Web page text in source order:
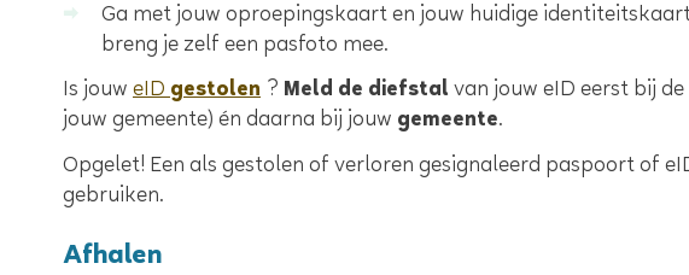
Ga met jouw oproepingskaart en jouw huidige
breng je zelf een pasfoto mee.
Is jouw eIDgestolen ? Meld de diefstal van jouw eID eerst bij de
jouw gemeente) én daarna bij jouw gemeente.
Opgelet! Een als gestolen of verloren gesignaleerd paspoort of
gebruiken.
Afhalen